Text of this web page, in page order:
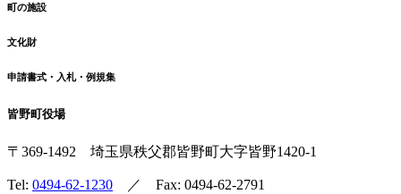
町の施設
文化財
申請書式・入札・例規集
皆野町役場
〒369-1492 埼玉県秩父郡皆野町大字皆野1420-1
Tel: 0494-62-1230 ／ Fax: 0494-62-2791